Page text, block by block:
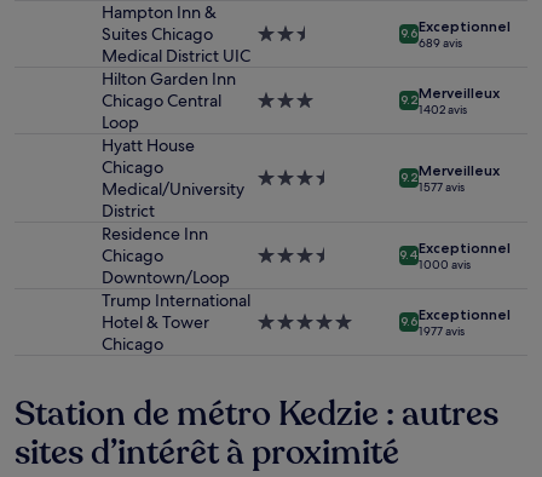
disponibilité
susceptibles
conditions
supplémentaires
Hampton Inn &
Suites Chicago
Medical District UIC
Hébergement
9.6Exceptionnel
689 avis
Hilton Garden Inn
Chicago Central
Loop
Hébergement
9.2Merveilleux
1 402 avis
Hyatt House
Chicago
Medical/University
District
Hébergement
9.2Merveilleux
1 577 avis
Residence Inn
Chicago
Downtown/Loop
Hébergement
9.4Exceptionnel
1 000 avis
Trump International
Hotel & Tower
Chicago
Hébergement
9.6Exceptionnel
1 977 avis
Station de métro Kedzie : autres
sites d’intérêt à proximité